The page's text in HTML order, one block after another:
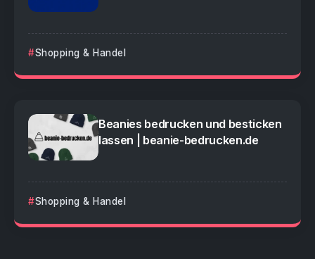
Shopping & Handel
Beanies bedrucken und besticken
lassen | beanie-bedrucken.de
Shopping & Handel